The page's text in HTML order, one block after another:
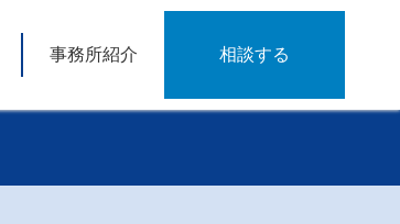
事務所紹介 相談する